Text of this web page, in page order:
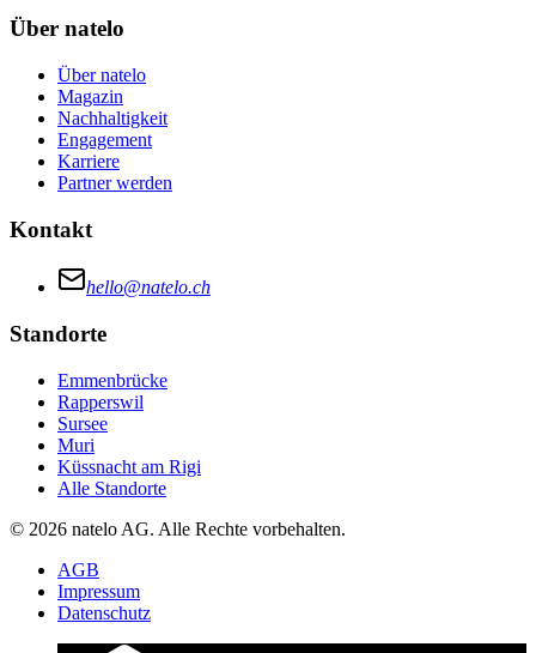
Über natelo
Über natelo
Magazin
Nachhaltigkeit
Engagement
Karriere
Partner werden
Kontakt
hello@natelo.ch
Standorte
Emmenbrücke
Rapperswil
Sursee
Muri
Küssnacht am Rigi
Alle Standorte
© 2026 natelo AG. Alle Rechte vorbehalten.
AGB
Impressum
Datenschutz